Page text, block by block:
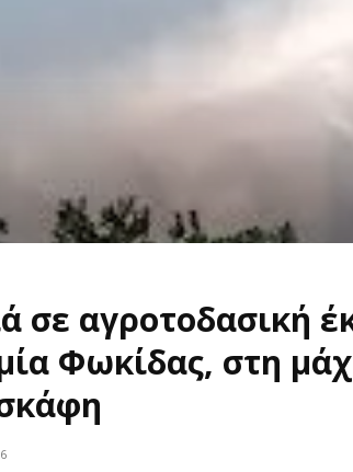
σε αγροτοδασική
Φωκίδας, στη